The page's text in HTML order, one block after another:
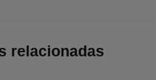
relacionadas